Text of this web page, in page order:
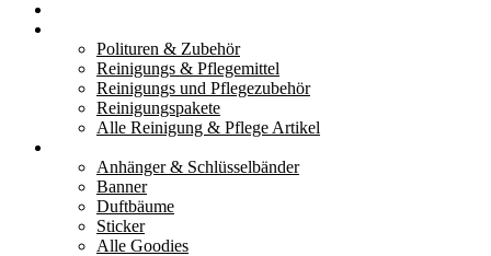
Polituren & Zubehör
Reinigungs & Pflegemittel
Reinigungs und Pflegezubehör
Reinigungspakete
Alle Reinigung & Pflege Artikel
Anhänger & Schlüsselbänder
Banner
Duftbäume
Sticker
Alle Goodies